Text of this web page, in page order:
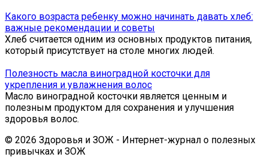
Какого возраста ребенку можно начинать давать хлеб:
важные рекомендации и советы
Хлеб считается одним из основных продуктов питания,
который присутствует на столе многих людей.
Полезность масла виноградной косточки для
укрепления и увлажнения волос
Масло виноградной косточки является ценным и
полезным продуктом для сохранения и улучшения
здоровья волос.
© 2026 Здоровья и ЗОЖ - Интернет-журнал о полезных
привычках и ЗОЖ